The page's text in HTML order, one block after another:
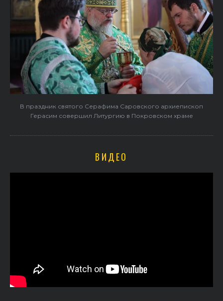
В праздник святого Серафима Саровского архиепископ
Герасим совершил Литургию в Покровском храме
ВИДЕО